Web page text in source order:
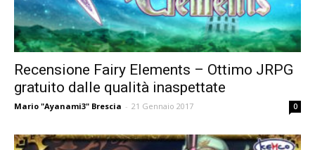
Recensione Fairy Elements – Ottimo JRPG
gratuito dalle qualità inaspettate
Mario "Ayanami3" Brescia - 21 Gennaio 2017 0